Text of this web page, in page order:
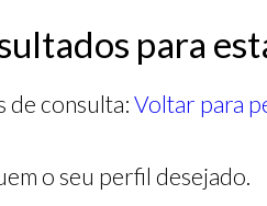
para
de consulta: Voltar para
o seu perfil desejado.